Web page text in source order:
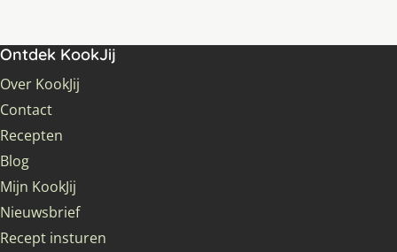
Ontdek KookJij
Over KookJij
Contact
Recepten
Blog
Mijn KookJij
Nieuwsbrief
Recept insturen